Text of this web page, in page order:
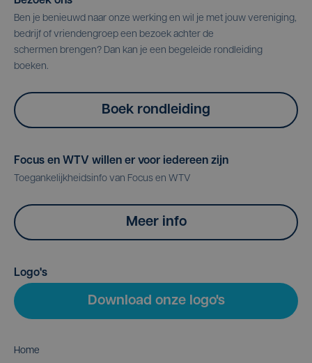
Ben je benieuwd naar onze werking en wil je met jouw vereniging,
bedrijf of vriendengroep een bezoek achter de
schermen brengen? Dan kan je een begeleide rondleiding
boeken.
Boek rondleiding
Focus en WTV willen er voor iedereen zijn
Toegankelijkheidsinfo van Focus en WTV
Meer info
Logo's
Download onze logo's
Home